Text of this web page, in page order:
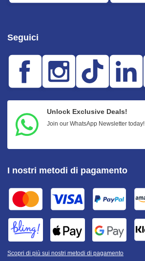
Seguici
Unlock Exclusive Deals!
Join our WhatsApp Newsletter today!
I nostri metodi di pagamento
Scopri di più sui nostri metodi di pagamento